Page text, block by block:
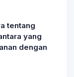
tentang
yang
dengan